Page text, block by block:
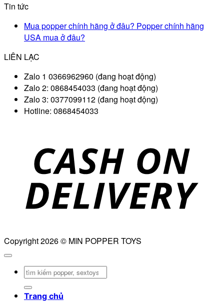
Tin tức
Mua popper chính hãng ở đâu? Popper chính hãng
USA mua ở đâu?
LIÊN LẠC
Zalo 1 0366962960 (đang hoạt động)
Zalo 2: 0868454033 (đang hoạt động)
Zalo 3: 0377099112 (đang hoạt động)
Hotline: 0868454033
Copyright 2026 © MIN POPPER TOYS
Tìm
Trang chủ